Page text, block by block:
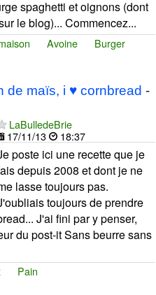
spaghetti et oignons (dont
le blog)... Commencez...
Avoine
Burger
de maïs, i ♥ cornbread -
LaBulledeBrie
17/11/13
18:37
poste ici une recette que je
depuis 2008 et dont je ne
lasse toujours pas.
toujours de prendre
J'ai fini par y penser,
du post-it Sans beurre sans
Pain